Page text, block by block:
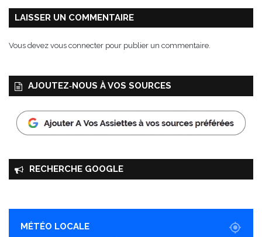
f
t
LAISSER UN COMMENTAIRE
Vous devez vous connecter pour publier un commentaire.
AJOUTEZ‑NOUS À VOS SOURCES
RECHERCHE GOOGLE
MÉTÉO LOCALE